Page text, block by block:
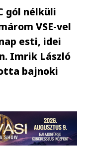
gól nélküli
VSE-vel
esti, idei
Imrik László
bajnoki